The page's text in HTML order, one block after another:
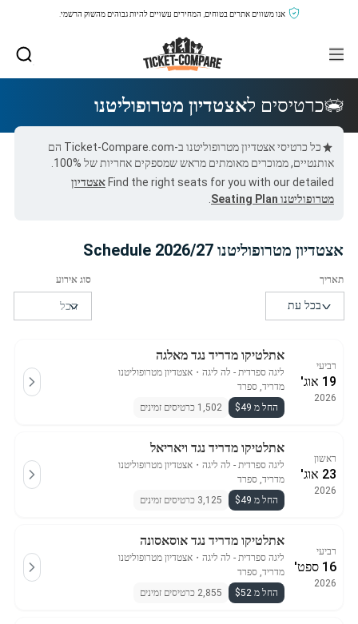
אנו משווים אתרים בטוחים, המחירים עשויים להיות גבוהים מהשוק הרשמי.
כרטיסים לאצטדיון מטרופוליטנו
כל כרטיסי אצטדיון מטרופוליטנו ב-Ticket-Compare.com הם
אותנטיים, ממוכרים מאומתים מראש שמספקים אחריות של 100%.
Find the right seats for you with our detailed אצטדיון
מטרופוליטנו Seating Plan
אצטדיון מטרופוליטנו 2026/27 Schedule
רביעי
19 אוג'
2026
אתלטיקו מדריד נגד מאלגה
ליגה ספרדית - לה ליגה ・ אצטדיון מטרופוליטנו
מדריד, ספרד
החל מ $49
1,502 כרטיסים זמינים
ראשון
23 אוג'
2026
אתלטיקו מדריד נגד ויאריאל
ליגה ספרדית - לה ליגה ・ אצטדיון מטרופוליטנו
מדריד, ספרד
החל מ $49
3,125 כרטיסים זמינים
רביעי
16 ספט'
2026
אתלטיקו מדריד נגד אוסאסונה
ליגה ספרדית - לה ליגה ・ אצטדיון מטרופוליטנו
מדריד, ספרד
החל מ $52
2,855 כרטיסים זמינים